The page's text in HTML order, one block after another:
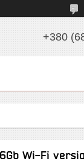
+380
Wi-Fi